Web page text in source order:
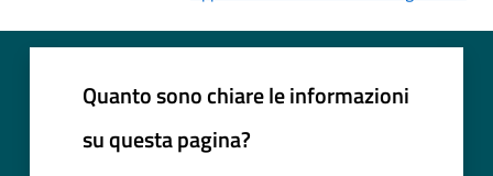
Quanto sono chiare le informazioni
su questa pagina?